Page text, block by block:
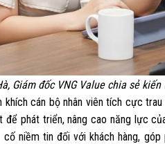
Giám đốc VNG Value chia sẻ
khích cán bộ nhân viên tích cực
phát triển, nâng cao năng lực
niềm tin đối với khách hàng, góp